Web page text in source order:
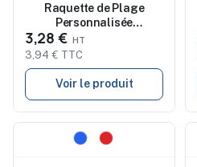
Raquette de Plage
Personnalisée
Sublimation Zaxia
3,28 €
3,94 € TTC
Voir le produit